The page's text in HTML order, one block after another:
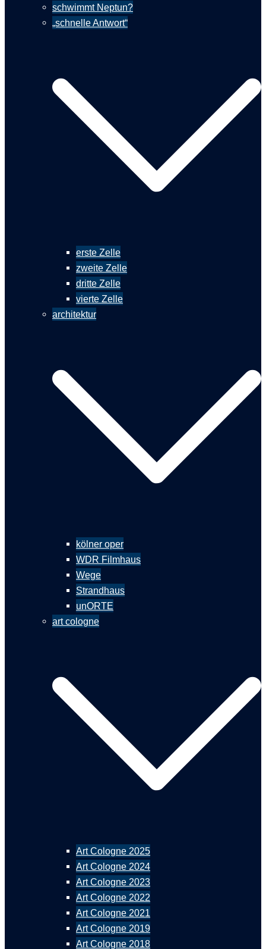
schwimmt Neptun?
„schnelle Antwort“
erste Zelle
zweite Zelle
dritte Zelle
vierte Zelle
architektur
kölner oper
WDR Filmhaus
Wege
Strandhaus
unORTE
art cologne
Art Cologne 2025
Art Cologne 2024
Art Cologne 2023
Art Cologne 2022
Art Cologne 2021
Art Cologne 2019
Art Cologne 2018